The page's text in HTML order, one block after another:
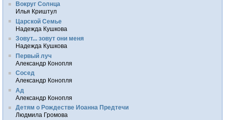
Вокруг Солнца
Илья Криштул
Царской Семье
Надежда Кушкова
Зовут... зовут они меня
Надежда Кушкова
Первый луч
Александр Конопля
Сосед
Александр Конопля
Ад
Александр Конопля
Детям о Рождестве Иоанна Предтечи
Людмила Громова